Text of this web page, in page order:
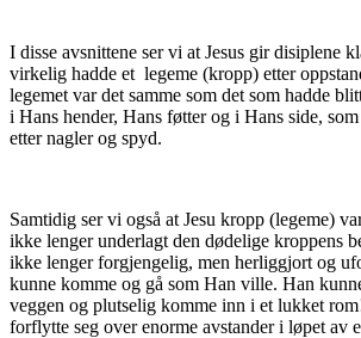
I disse avsnittene ser vi at Jesus gir disiplene
virkelig hadde et legeme (kropp) etter
legemet var det samme som det som hadde
i Hans hender, Hans føtter og i Hans side,
etter nagler og spyd.
Samtidig ser vi også at Jesu kropp (legeme)
ikke lenger underlagt den dødelige kroppens
ikke lenger forgjengelig, men herliggjort og
kunne komme og gå som Han ville. Han
veggen og plutselig komme inn i et lukket
forflytte seg over enorme avstander i løpet av